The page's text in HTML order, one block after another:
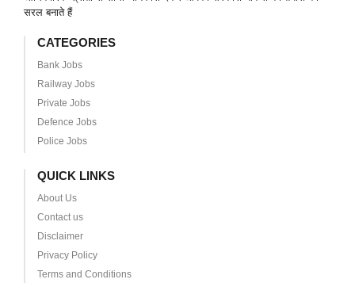
सरल बनाते हैं
CATEGORIES
Bank Jobs
Railway Jobs
Private Jobs
Defence Jobs
Police Jobs
QUICK LINKS
About Us
Contact us
Disclaimer
Privacy Policy
Terms and Conditions